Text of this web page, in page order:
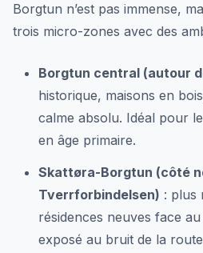
Borgtun n’est pas immense,
trois micro-zones avec des
Borgtun central (autour
historique, maisons en
calme absolu. Idéal pour
en âge primaire.
Skattøra-Borgtun (côté
Tverrforbindelsen) : plus
résidences neuves face
exposé au bruit de la